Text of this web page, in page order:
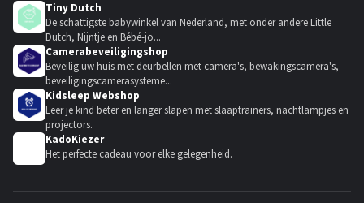
Tiny Dutch
De schattigste babywinkel van Nederland, met onder andere Little
Dutch, Nijntje en Bébé-jo...
Camerabeveiligingshop
Beveilig uw huis met deurbellen met camera's, bewakingscamera's,
beveiligingscamerasysteme...
Kidsleep Webshop
Leer je kind beter en langer slapen met slaaptrainers, nachtlampjes en
projectors.
KadoKiezer
Het perfecte cadeau voor elke gelegenheid.